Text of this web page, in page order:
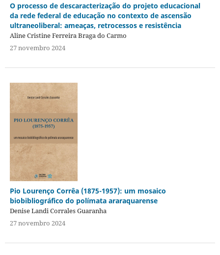
O processo de descaracterização do projeto educacional
da rede federal de educação no contexto de ascensão
ultraneoliberal: ameaças, retrocessos e resistência
Aline Cristine Ferreira Braga do Carmo
27 novembro 2024
Pio Lourenço Corrêa (1875-1957): um mosaico
biobibliográfico do polímata araraquarense
Denise Landi Corrales Guaranha
27 novembro 2024